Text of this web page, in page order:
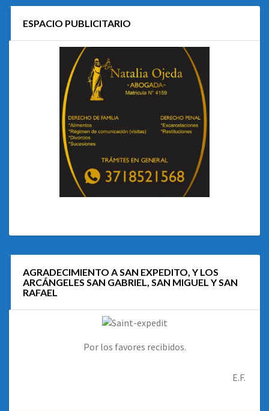
ESPACIO PUBLICITARIO
AGRADECIMIENTO A SAN EXPEDITO, Y LOS
ARCÁNGELES SAN GABRIEL, SAN MIGUEL Y SAN
RAFAEL
Por los favores recibidos.
E.F.